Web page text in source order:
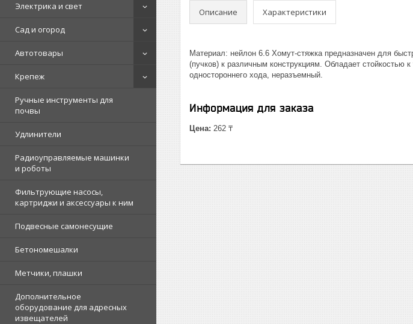
Электрика и свет
Сад и огород
Автотовары
Крепеж
Ручные инструменты для
почвы
Удлинители
Радиоуправляемые машинки
и роботы
Фильтрующие насосы,
картриджи и аксессуары к ним
Подвесные самонесущие
Бетономешалки
Метчики, плашки
Дополнительное
оборудование для адресных
извещателей
Описание Характеристики
Материал: нейлон 6.6 Хомут-стяжка предназначен для
(пучков) к различным конструкциям. Обладает
одностороннего хода, неразъемный.
Информация для заказа
Цена: 262 ₸